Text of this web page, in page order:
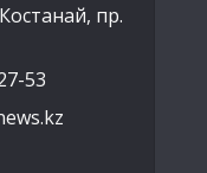
пр.
53